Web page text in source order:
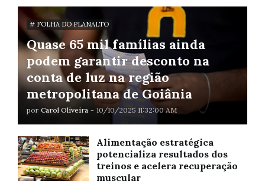
# FOLHA DO PLANALTO
Quase 65 mil famílias ainda
podem garantir desconto na
conta de luz na região
metropolitana de Goiânia
por Carol Oliveira - 10/10/2025 11:32:00 AM
Alimentação estratégica
potencializa resultados dos
treinos e acelera recuperação
muscular